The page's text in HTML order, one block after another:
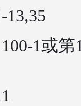
13,35
1或第